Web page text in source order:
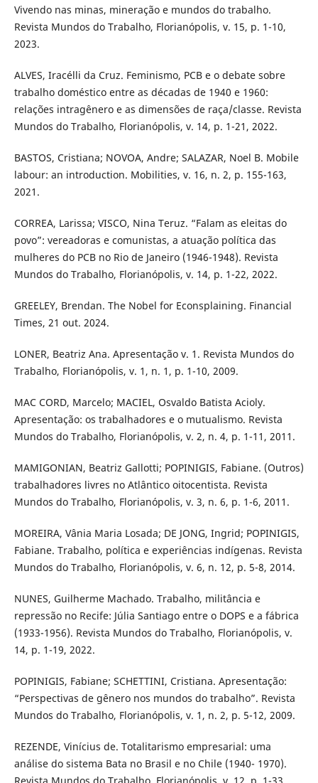
Vivendo nas minas, mineração e mundos do trabalho.
Revista Mundos do Trabalho, Florianópolis, v. 15, p. 1-10,
2023.
ALVES, Iracélli da Cruz. Feminismo, PCB e o debate sobre
trabalho doméstico entre as décadas de 1940 e 1960:
relações intragênero e as dimensões de raça/classe. Revista
Mundos do Trabalho, Florianópolis, v. 14, p. 1-21, 2022.
BASTOS, Cristiana; NOVOA, Andre; SALAZAR, Noel B. Mobile
labour: an introduction. Mobilities, v. 16, n. 2, p. 155-163,
2021.
CORREA, Larissa; VISCO, Nina Teruz. “Falam as eleitas do
povo”: vereadoras e comunistas, a atuação política das
mulheres do PCB no Rio de Janeiro (1946-1948). Revista
Mundos do Trabalho, Florianópolis, v. 14, p. 1-22, 2022.
GREELEY, Brendan. The Nobel for Econsplaining. Financial
Times, 21 out. 2024.
LONER, Beatriz Ana. Apresentação v. 1. Revista Mundos do
Trabalho, Florianópolis, v. 1, n. 1, p. 1-10, 2009.
MAC CORD, Marcelo; MACIEL, Osvaldo Batista Acioly.
Apresentação: os trabalhadores e o mutualismo. Revista
Mundos do Trabalho, Florianópolis, v. 2, n. 4, p. 1-11, 2011.
MAMIGONIAN, Beatriz Gallotti; POPINIGIS, Fabiane. (Outros)
trabalhadores livres no Atlântico oitocentista. Revista
Mundos do Trabalho, Florianópolis, v. 3, n. 6, p. 1-6, 2011.
MOREIRA, Vânia Maria Losada; DE JONG, Ingrid; POPINIGIS,
Fabiane. Trabalho, política e experiências indígenas. Revista
Mundos do Trabalho, Florianópolis, v. 6, n. 12, p. 5-8, 2014.
NUNES, Guilherme Machado. Trabalho, militância e
repressão no Recife: Júlia Santiago entre o DOPS e a fábrica
(1933-1956). Revista Mundos do Trabalho, Florianópolis, v.
14, p. 1-19, 2022.
POPINIGIS, Fabiane; SCHETTINI, Cristiana. Apresentação:
“Perspectivas de gênero nos mundos do trabalho”. Revista
Mundos do Trabalho, Florianópolis, v. 1, n. 2, p. 5-12, 2009.
REZENDE, Vinícius de. Totalitarismo empresarial: uma
análise do sistema Bata no Brasil e no Chile (1940- 1970).